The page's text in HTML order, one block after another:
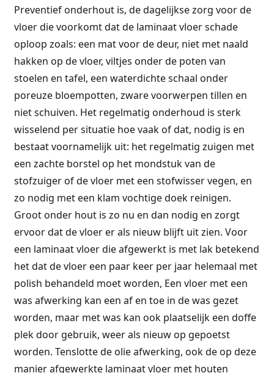
Preventief onderhout is, de dagelijkse zorg voor de
vloer die voorkomt dat de laminaat vloer schade
oploop zoals: een mat voor de deur, niet met naald
hakken op de vloer, viltjes onder de poten van
stoelen en tafel, een waterdichte schaal onder
poreuze bloempotten, zware voorwerpen tillen en
niet schuiven. Het regelmatig onderhoud is sterk
wisselend per situatie hoe vaak of dat, nodig is en
bestaat voornamelijk uit: het regelmatig zuigen met
een zachte borstel op het mondstuk van de
stofzuiger of de vloer met een stofwisser vegen, en
zo nodig met een klam vochtige doek reinigen.
Groot onder hout is zo nu en dan nodig en zorgt
ervoor dat de vloer er als nieuw blijft uit zien. Voor
een laminaat vloer die afgewerkt is met lak betekend
het dat de vloer een paar keer per jaar helemaal met
polish behandeld moet worden, Een vloer met een
was afwerking kan een af en toe in de was gezet
worden, maar met was kan ook plaatselijk een doffe
plek door gebruik, weer als nieuw op gepoetst
worden. Tenslotte de olie afwerking, ook de op deze
manier afgewerkte laminaat vloer met houten